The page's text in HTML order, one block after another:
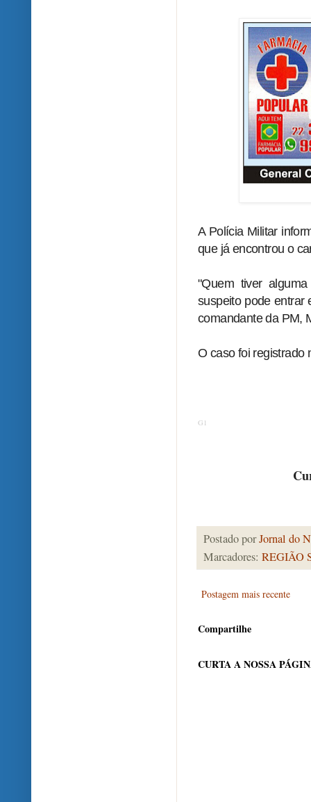
A Polícia Militar
que já encontrou o
"Quem tiver
suspeito pode entrar
comandante da PM,
O caso foi registrado
G1
Postado porJornal do
Marcadores: REGIÃO
Postagem mais recente
Compartilhe
CURTA A NOSSA